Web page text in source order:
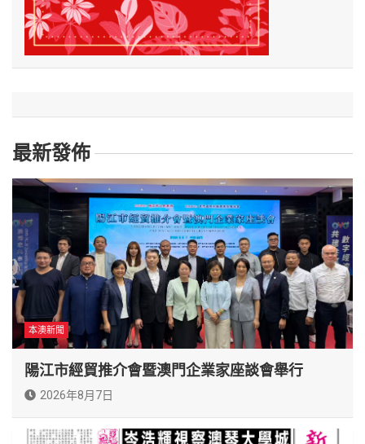
最新發佈
本澳新聞
陽江市經貿推介會暨澳門企業家座談會舉行
2026年8月7日